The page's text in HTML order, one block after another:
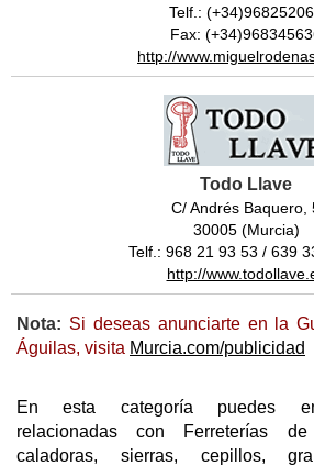
Telf.:
Fax:
http://
Todo Llave
C/ Andrés Baquero,
30005 (Murcia)
Telf.: 968 21 93 53 / 639
http://
Nota: Si deseas anunciarte en la
Águilas, visita Murcia.com/publicidad
En esta categoría puedes
relacionadas con Ferreterías
caladoras, sierras, cepillos,